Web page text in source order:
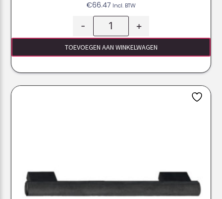
€66.47 Incl. BTW
- +
TOEVOEGEN AAN WINKELWAGEN